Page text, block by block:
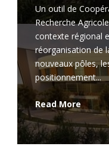
Un outil de
Recherche
contexte régional
réorganisation de
nouveaux pôles,
positionnement...
Read More